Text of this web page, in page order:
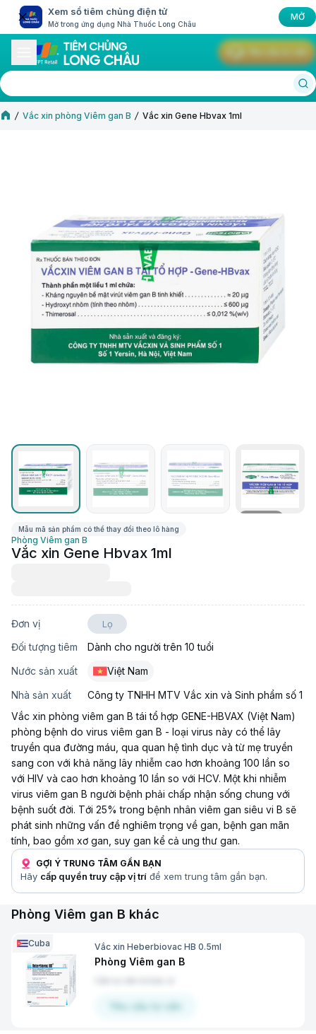
Xem sổ tiêm chủng điện tử
Mở trong ứng dụng Nhà Thuốc Long Châu
MỞ
Vắc xin Gene Hbvax 1ml
Vắc xin phòng Viêm gan B Vắc xin Gene Hbvax 1ml
Mẫu mã sản phẩm có thể thay đổi theo lô hàng
Phòng Viêm gan B
Vắc xin Gene Hbvax 1ml
Đơn vị Lọ
Đối tượng tiêm
Dành cho người trên 10 tuổi
Nước sản xuất
Việt Nam
Nhà sản xuất
Công ty TNHH MTV Vắc xin và Sinh phẩm số 1
Vắc xin phòng viêm gan B tái tổ hợp GENE-HBVAX (Việt Nam)
phòng bệnh do virus viêm gan B - loại virus này có thể lây
truyền qua đường máu, qua quan hệ tình dục và từ mẹ truyền
sang con với khả năng lây nhiễm cao hơn khoảng 100 lần so
với HIV và cao hơn khoảng 10 lần so với HCV. Một khi nhiễm
virus viêm gan B người bệnh phải chấp nhận sống chung với
bệnh suốt đời. Tới 25% trong bệnh nhân viêm gan siêu vi B sẽ
phát sinh những vấn đề nghiêm trọng về gan, bệnh gan mãn
tính, bao gồm xơ gan, suy gan kể cả ung thư gan.
GỢI Ý TRUNG TÂM GẦN BẠN
Hãy cấp quyền truy cập vị trí để xem trung tâm gần bạn.
Phòng Viêm gan B khác
Cuba Vắc xin Heberbiovac HB 0.5ml
Phòng Viêm gan B
Yêu cầu tư vấn